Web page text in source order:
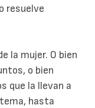
resuelve
la mujer. O bien
o bien
que la llevan a
hasta